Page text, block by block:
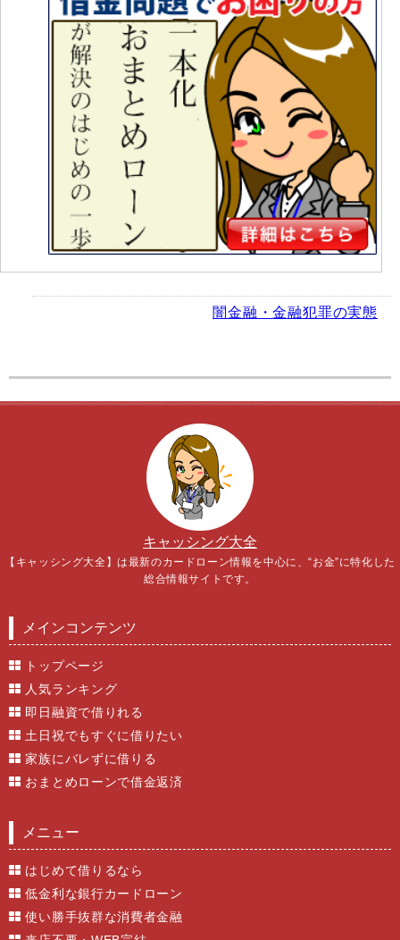
闇金融・金融犯罪の実態
キャッシング大全
【キャッシング大全】は最新のカードローン情報を中心に、“お金”に特化した
総合情報サイトです。
メインコンテンツ
トップページ
人気ランキング
即日融資で借りれる
土日祝でもすぐに借りたい
家族にバレずに借りる
おまとめローンで借金返済
メニュー
はじめて借りるなら
低金利な銀行カードローン
使い勝手抜群な消費者金融